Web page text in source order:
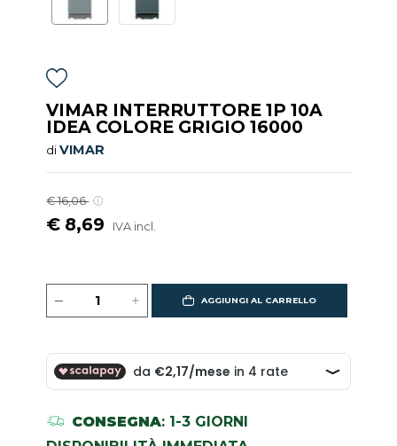
VIMAR INTERRUTTORE 1P 10A
IDEA COLORE GRIGIO 16000
diVIMAR
€ 16,06
€ 8,69 IVA incl.
AGGIUNGI AL CARRELLO
CONSEGNA: 1-3 GIORNI